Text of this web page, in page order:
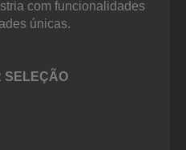
com funcionalidades
únicas.
SELEÇÃO